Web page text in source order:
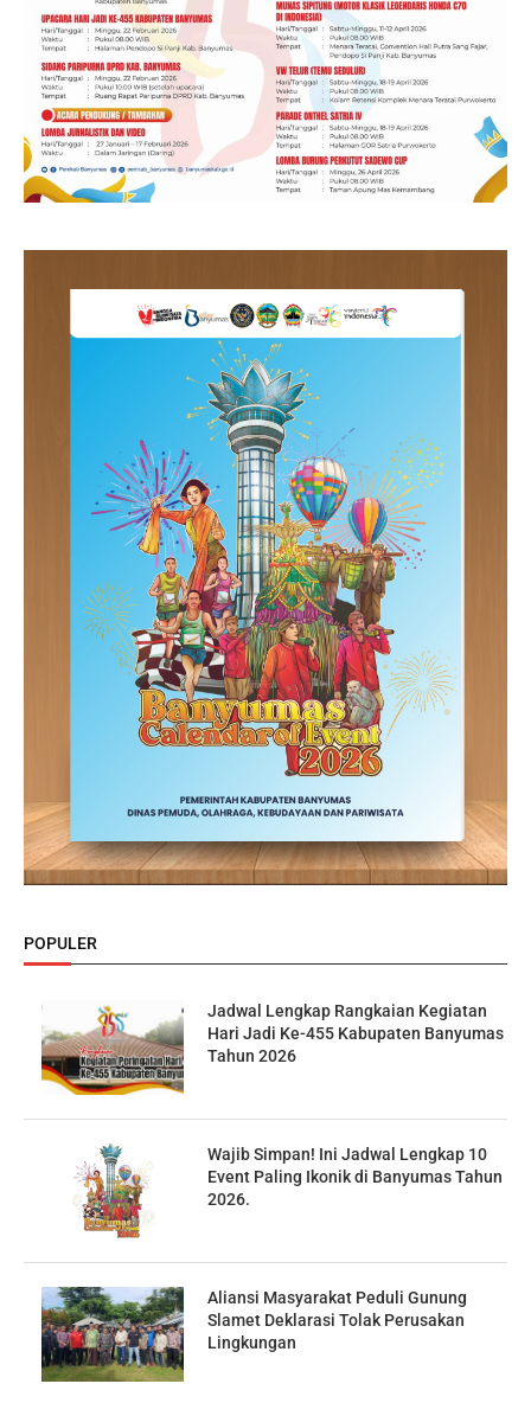
POPULER
Jadwal Lengkap Rangkaian Kegiatan
Hari Jadi Ke-455 Kabupaten Banyumas
Tahun 2026
Wajib Simpan! Ini Jadwal Lengkap 10
Event Paling Ikonik di Banyumas Tahun
2026.
Aliansi Masyarakat Peduli Gunung
Slamet Deklarasi Tolak Perusakan
Lingkungan